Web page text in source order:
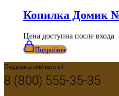
Копилка Домик
Цена доступна после входа
Подробнее
Поддержка покупателей
8 (800) 555-35-35